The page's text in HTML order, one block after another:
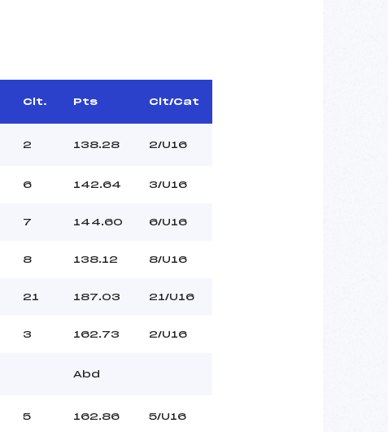
Clt. Pts Clt/Cat
2 138.28 2/U16
6 142.64 3/U16
7 144.60 6/U16
8 138.12 8/U16
21 187.03 21/U16
3 162.73 2/U16
Abd
5 162.86 5/U16